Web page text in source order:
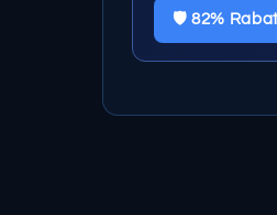
🛡️ 82%